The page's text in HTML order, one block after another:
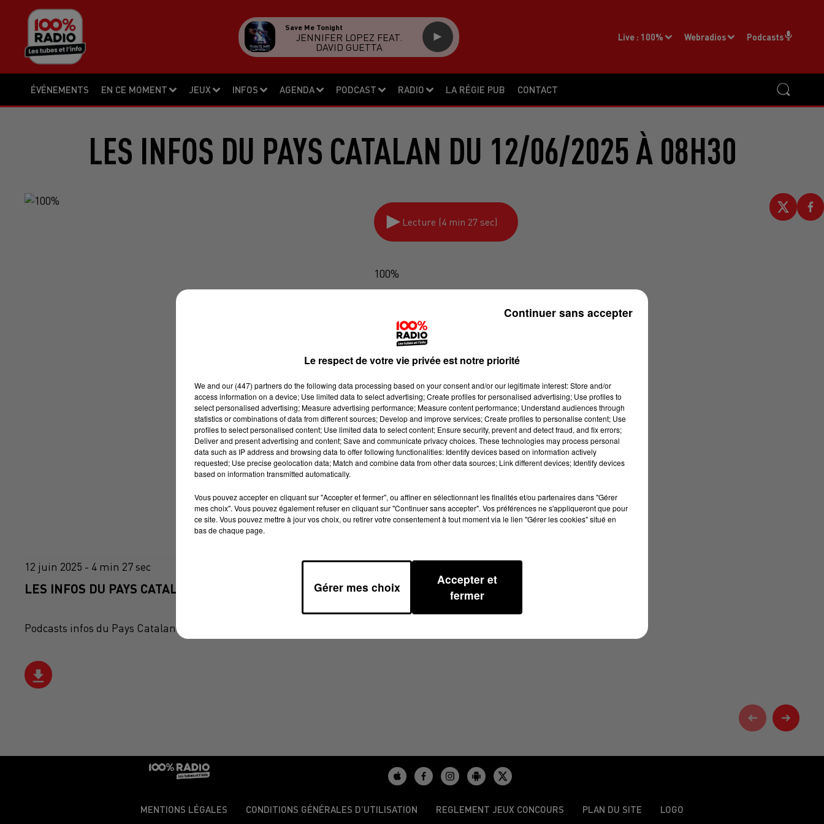
ÉVÉNEMENTS EN CE MOMENT JEUX INFOS AGENDA PODCAST RADIO LA RÉGIE PUB CONTACT
Live : 100% Webradios Podcasts
Save Me Tonight
JENNIFER LOPEZ FEAT.
DAVID GUETTA
LES INFOS DU PAYS CATALAN DU 12/06/2025 À 08H30
Lecture (4 min 27 sec)
100%
12 juin 2025 - 4 min 27 sec
LES INFOS DU PAYS CATALAN DU 12/06/2025 À 08H30
Podcasts infos du Pays Catalan
MENTIONS LÉGALES CONDITIONS GÉNÉRALES D’UTILISATION REGLEMENT JEUX CONCOURS PLAN DU SITE LOGO
Le respect de votre vie privée est notre priorité
We and our (447) partnersdo the following data processing based on your consent and/or our legitimate interest: Store and/or
access information on a device; Use limited data to select advertising; Create profiles for personalised advertising; Use profiles to
select personalised advertising; Measure advertising performance; Measure content performance; Understand audiences through
statistics or combinations of data from different sources; Develop and improve services; Create profiles to personalise content; Use
profiles to select personalised content; Use limited data to select content; Ensure security, prevent and detect fraud, and fix errors;
Deliver and present advertising and content; Save and communicate privacy choices. These technologies may process personal
data such as IP address and browsing data to offer following functionalities: Identify devices based on information actively
requested; Use precise geolocation data; Match and combine data from other data sources; Link different devices; Identify devices
based on information transmitted automatically.
Vous pouvez accepter en cliquant sur "Accepter et fermer", ou affiner en sélectionnant les finalités et/ou partenaires dans "Gérer
mes choix". Vous pouvez également refuser en cliquant sur "Continuer sans accepter". Vos préférences ne s'appliqueront que pour
ce site. Vous pouvez mettre à jour vos choix, ou retirer votre consentement à tout moment via le lien "Gérer les cookies" situé en
bas de chaque page.
Gérer mes choix
Accepter et
fermer
Continuer sans accepter